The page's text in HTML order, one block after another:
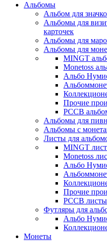
Альбомы
Альбом для
Альбомы для
карточек
Альбомы для
Альбомы для
MINGT
Monetoss
Альбо
Прочие
РССВ
Альбомы для
Альбомы с
Листы для
MINGT
Monetoss
Альбо
Прочие
РССВ листы
Футляры для
Альбо
Монеты